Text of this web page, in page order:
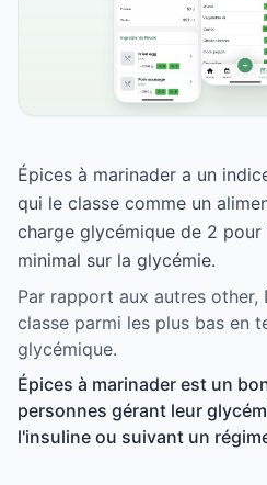
Épices à marinader a un
qui le classe comme un
charge glycémique de 2
minimal sur la glycémie.
Par rapport aux autres other,
classe parmi les plus bas en
glycémique.
Épices à marinader est un
personnes gérant leur
l'insuline ou suivant un